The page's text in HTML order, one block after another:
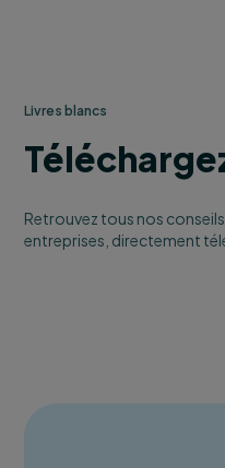
Livres blancs
Retrouvez tous nos
entreprises, directement